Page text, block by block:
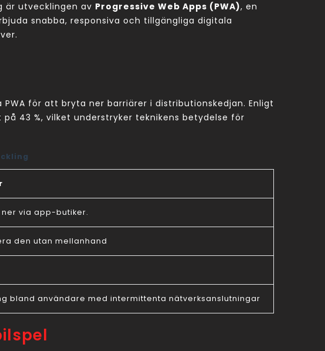
är utvecklingen av Progressive Web Apps (PWA), en
snabba, responsiva och tillgängliga digitala
för att bryta ner barriärer i distributionskedjan. Enligt
43 %, vilket understryker teknikens betydelse för
via app-butiker.
den utan mellanhand
bland användare med intermittenta nätverksanslutningar